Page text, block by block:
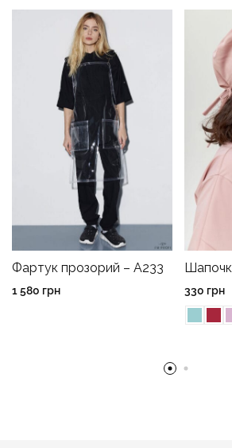
Фартук прозорий – A233
1 580 грн 330 грн